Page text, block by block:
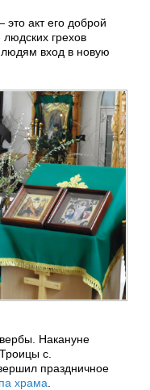
акт его доброй
грехов
людям вход в новую
Накануне
с.
праздничное
храма